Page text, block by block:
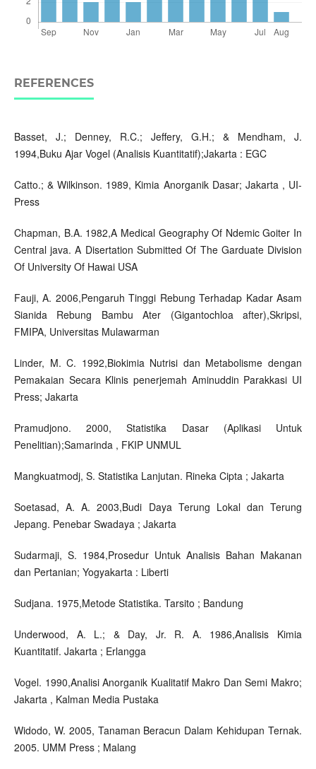
REFERENCES
Basset, J.; Denney, R.C.; Jeffery, G.H.; & Mendham, J.
1994,Buku Ajar Vogel (Analisis Kuantitatif);Jakarta : EGC
Catto.; & Wilkinson. 1989, Kimia Anorganik Dasar; Jakarta , UI-
Press
Chapman, B.A. 1982,A Medical Geography Of Ndemic Goiter In
Central java. A Disertation Submitted Of The Garduate Division
Of University Of Hawai USA
Fauji, A. 2006,Pengaruh Tinggi Rebung Terhadap Kadar Asam
Sianida Rebung Bambu Ater (Gigantochloa after),Skripsi,
FMIPA, Universitas Mulawarman
Linder, M. C. 1992,Biokimia Nutrisi dan Metabolisme dengan
Pemakaian Secara Klinis penerjemah Aminuddin Parakkasi UI
Press; Jakarta
Pramudjono. 2000, Statistika Dasar (Aplikasi Untuk
Penelitian);Samarinda , FKIP UNMUL
Mangkuatmodj, S. Statistika Lanjutan. Rineka Cipta ; Jakarta
Soetasad, A. A. 2003,Budi Daya Terung Lokal dan Terung
Jepang. Penebar Swadaya ; Jakarta
Sudarmaji, S. 1984,Prosedur Untuk Analisis Bahan Makanan
dan Pertanian; Yogyakarta : Liberti
Sudjana. 1975,Metode Statistika. Tarsito ; Bandung
Underwood, A. L.; & Day, Jr. R. A. 1986,Analisis Kimia
Kuantitatif. Jakarta ; Erlangga
Vogel. 1990,Analisi Anorganik Kualitatif Makro Dan Semi Makro;
Jakarta , Kalman Media Pustaka
Widodo, W. 2005, Tanaman Beracun Dalam Kehidupan Ternak.
2005. UMM Press ; Malang